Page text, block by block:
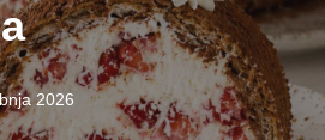
2026